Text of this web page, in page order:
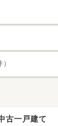
）
古一戸建て